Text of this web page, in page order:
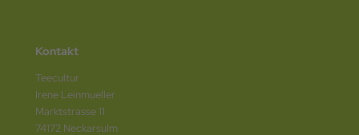
Kontakt
Teecultur
Irene Leinmueller
Marktstrasse 11
74172 Neckarsulm